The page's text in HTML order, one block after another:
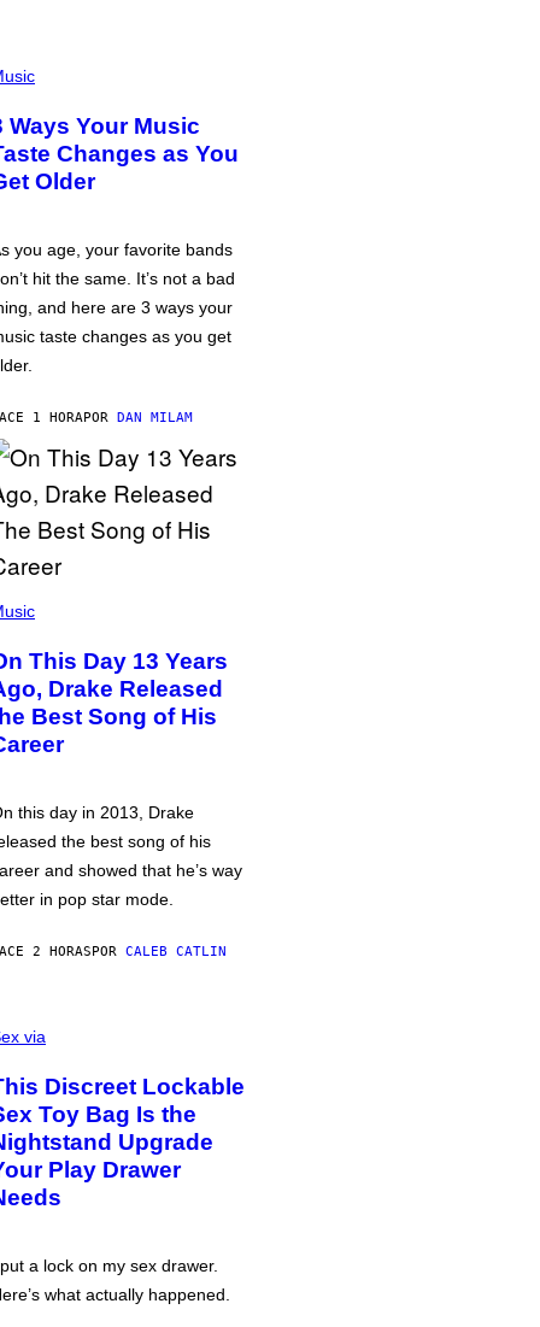
Ways Your Music
Changes as You
Older
you age, your favorite bands
hit the same. It’s not a bad
and here are 3 ways your
taste changes as you get
1 HORAPOR DAN MILAM
This Day 13 Years
Drake Released
Best Song of His
this day in 2013, Drake
the best song of his
and showed that he’s way
in pop star mode.
2 HORASPOR CALEB CATLIN
via
Discreet Lockable
Toy Bag Is the
Upgrade
Play Drawer
a lock on my sex drawer.
what actually happened.